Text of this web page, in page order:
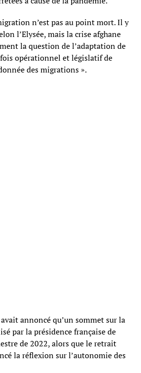
n’est pas au point mort. Il y
l’Elysée, mais la crise afghane
la question de l’adaptation de
opérationnel et législatif de
des migrations ».
annoncé qu’un sommet sur la
par la présidence française de
de 2022, alors que le retrait
la réflexion sur l’autonomie des